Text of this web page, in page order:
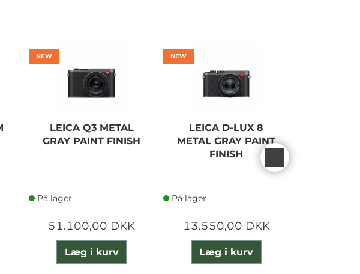
NEW
LEICA Q3 METAL
GRAY PAINT FINISH
På lager
51.100,00 DKK
Læg i kurv
NEW
LEICA D-LUX 8
METAL GRAY PAINT
FINISH
På lager
13.550,00 DKK
Læg i kurv